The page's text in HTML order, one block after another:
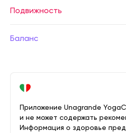
Подвижность
Баланс
Приложение Unagrande
и не может содержать
Информация о здоровье